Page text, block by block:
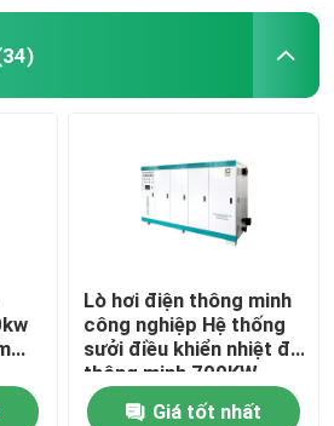
Lò hơi điện thông minh
công nghiệp Hệ thống
sưởi điều khiển nhiệt độ
thông minh 700KW
Giá tốt nhất